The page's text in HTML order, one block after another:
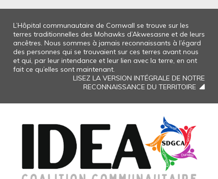
L’Hôpital communautaire de Cornwall se trouve sur les
terres traditionnelles des Mohawks d’Akwesasne et de leurs
ancêtres. Nous sommes à jamais reconnaissants à l’égard
des personnes qui se trouvaient sur ces terres avant nous
et qui, par leur intendance et leur lien avec la terre, en ont
fait ce qu’elles sont maintenant.
LISEZ LA VERSION INTÉGRALE DE NOTRE
RECONNAISSANCE DU TERRITOIRE